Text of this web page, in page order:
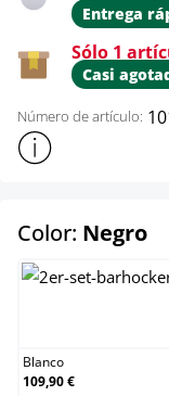
Entrega
Sólo 1
Casi
Número de artículo:
Mostrar más
Color: Negro
Blanco
109,90 €